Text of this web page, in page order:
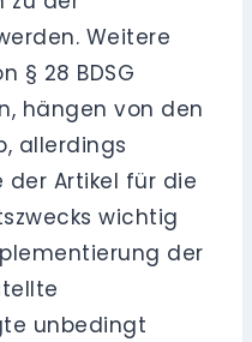
Weitere
§ 28 BDSG
hängen von den
allerdings
der Artikel für die
wichtig
der
unbedingt